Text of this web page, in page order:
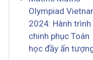
Olympiad
2024: Hành trình
chinh phục Toán
học đầy ấn